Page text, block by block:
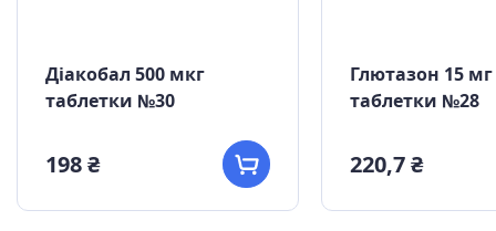
Діакобал 500 мкг
таблетки №30
198 ₴
Глютазон 15 мг
таблетки №28
220,7 ₴